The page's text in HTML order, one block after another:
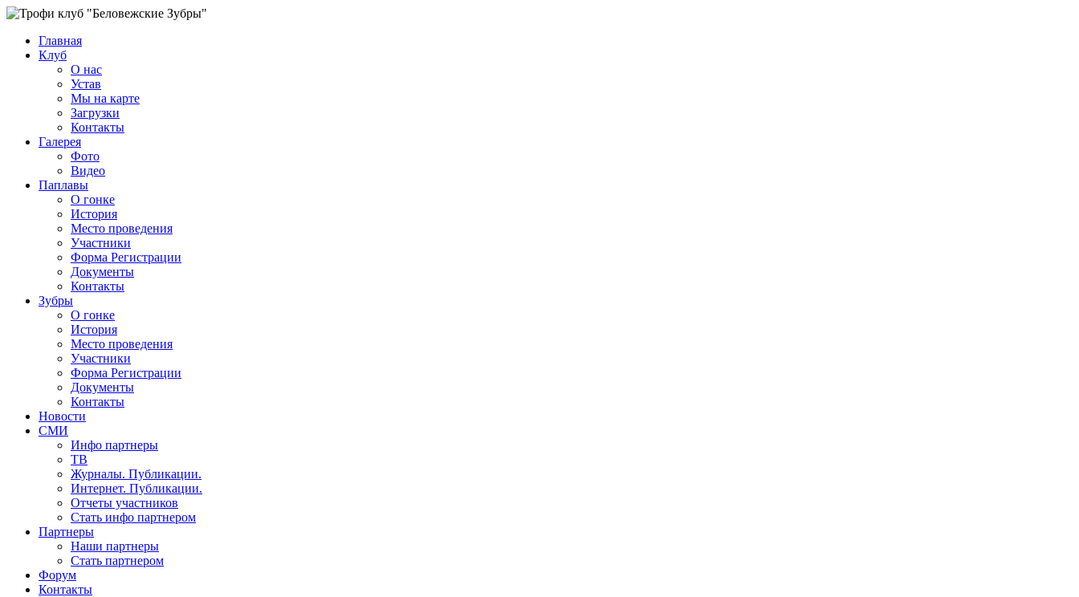
Главная
Клуб
О нас
Устав
Мы на карте
Загрузки
Контакты
Галерея
Фото
Видео
Паплавы
О гонке
История
Место проведения
Участники
Форма Регистрации
Документы
Контакты
Зубры
О гонке
История
Место проведения
Участники
Форма Регистрации
Документы
Контакты
Новости
СМИ
Инфо партнеры
ТВ
Журналы. Публикации.
Интернет. Публикации.
Отчеты участников
Стать инфо партнером
Партнеры
Наши партнеры
Стать партнером
Форум
Контакты